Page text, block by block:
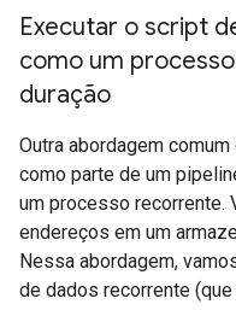
Executar o script
como um
duração
Outra abordagem
como parte de um
um processo recorrente.
endereços em um
Nessa abordagem,
de dados recorrente